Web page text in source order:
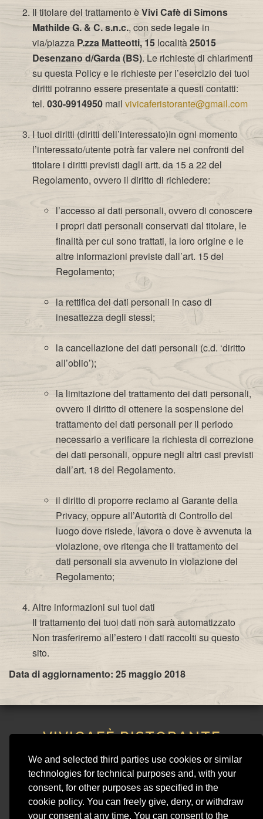
We and selected third parties use cookies or similar
technologies for technical purposes and, with your
consent, for other purposes as specified in the
cookie policy. You can freely give, deny, or withdraw
your consent at any time. You can consent to the
Il titolare del trattamento èVivi Cafè di Simons
Mathilde G. & C. s.n.c., con sede legale in
via/piazza P.zza Matteotti, 15 località25015
Desenzano d/Garda (BS). Le richieste di chiarimenti
su questa Policy e le richieste per l’esercizio dei tuoi
diritti potranno essere presentate a questi contatti:
tel. 030-9914950 mail vivicaferistorante@gmail.com
I tuoi diritti (diritti dell’interessato)In ogni momento
l’interessato/utente potrà far valere nei confronti del
titolare i diritti previsti dagli artt. da 15 a 22 del
Regolamento, ovvero il diritto di richiedere:
l’accesso ai dati personali, ovvero di conoscere
i propri dati personali conservati dal titolare, le
finalità per cui sono trattati, la loro origine e le
altre informazioni previste dall’art. 15 del
Regolamento;
la rettifica dei dati personali in caso di
inesattezza degli stessi;
la cancellazione dei dati personali (c.d. ‘diritto
all’oblio’);
la limitazione del trattamento dei dati personali,
ovvero il diritto di ottenere la sospensione del
trattamento dei dati personali per il periodo
necessario a verificare la richiesta di correzione
dei dati personali, oppure negli altri casi previsti
dall’art. 18 del Regolamento.
il diritto di proporre reclamo al Garante della
Privacy, oppure all’Autorità di Controllo del
luogo dove risiede, lavora o dove è avvenuta la
violazione, ove ritenga che il trattamento dei
dati personali sia avvenuto in violazione del
Regolamento;
Altre informazioni sui tuoi dati
Il trattamento dei tuoi dati non sarà automatizzato
Non trasferiremo all’estero i dati raccolti su questo
sito.
Data di aggiornamento: 25 maggio 2018
VIVICAFÈ RISTORANTE
STEAKHOUSE
VIVI CAFE SNC DI SIMONS MATHILDE & C.
Piazza Matteotti 15, 25015 - Desenzano del Garda (BS)
Phone 030 991 4950 - VAT 01954540207 - REA BS 428920
vivicaferistorante@gmail.com